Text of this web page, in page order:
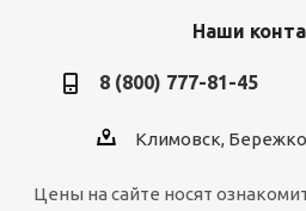
Наши
8 (800) 777-81-45
Климовск,
Цены на сайте носят